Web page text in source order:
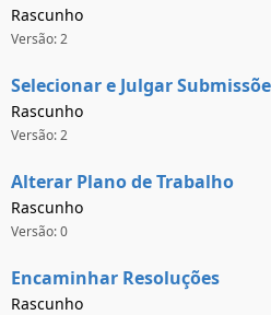
Rascunho
Versão: 2
Selecionar e Julgar
Rascunho
Versão: 2
Alterar Plano de Trabalho
Rascunho
Versão: 0
Encaminhar Resoluções
Rascunho